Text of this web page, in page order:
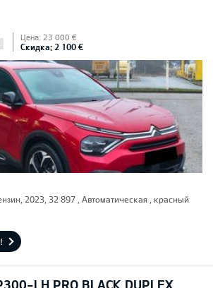
Цена: 23 000 €
Скидка: 2 100 €
2023, 32 897 , Автоматическая , красный
LH PRO BLACK DUPLEX